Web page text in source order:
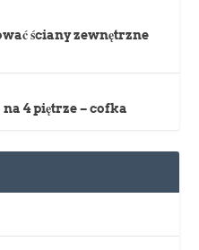
ściany zewnętrzne
4 piętrze – cofka